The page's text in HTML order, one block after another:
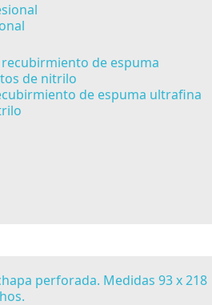
de espuma ultrafina